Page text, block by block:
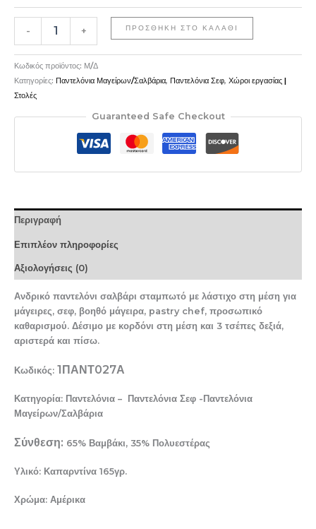
- + ΠΡΟΣΘΉΚΗ ΣΤΟ ΚΑΛΆΘΙ
Κωδικός προϊόντος: Μ/Δ
Κατηγορίες: Παντελόνια Μαγείρων/Σαλβάρια, Παντελόνια Σεφ, Χώροι εργασίας |
Στολές
Guaranteed Safe Checkout
Περιγραφή
Επιπλέον πληροφορίες
Αξιολογήσεις (0)
Ανδρικό παντελόνι σαλβάρι σταμπωτό με λάστιχο στη μέση για
μάγειρες, σεφ, βοηθό μάγειρα, pastry chef, προσωπικό
καθαρισμού. Δέσιμο με κορδόνι στη μέση και 3 τσέπες δεξιά,
αριστερά και πίσω.
Κωδικός: 1ΠΑΝΤ027Α
Κατηγορία: Παντελόνια – Παντελόνια Σεφ -Παντελόνια
Μαγείρων/Σαλβάρια
Σύνθεση: 65% Βαμβάκι, 35% Πολυεστέρας
Υλικό: Καπαρντίνα 165γρ.
Χρώμα: Αμέρικα